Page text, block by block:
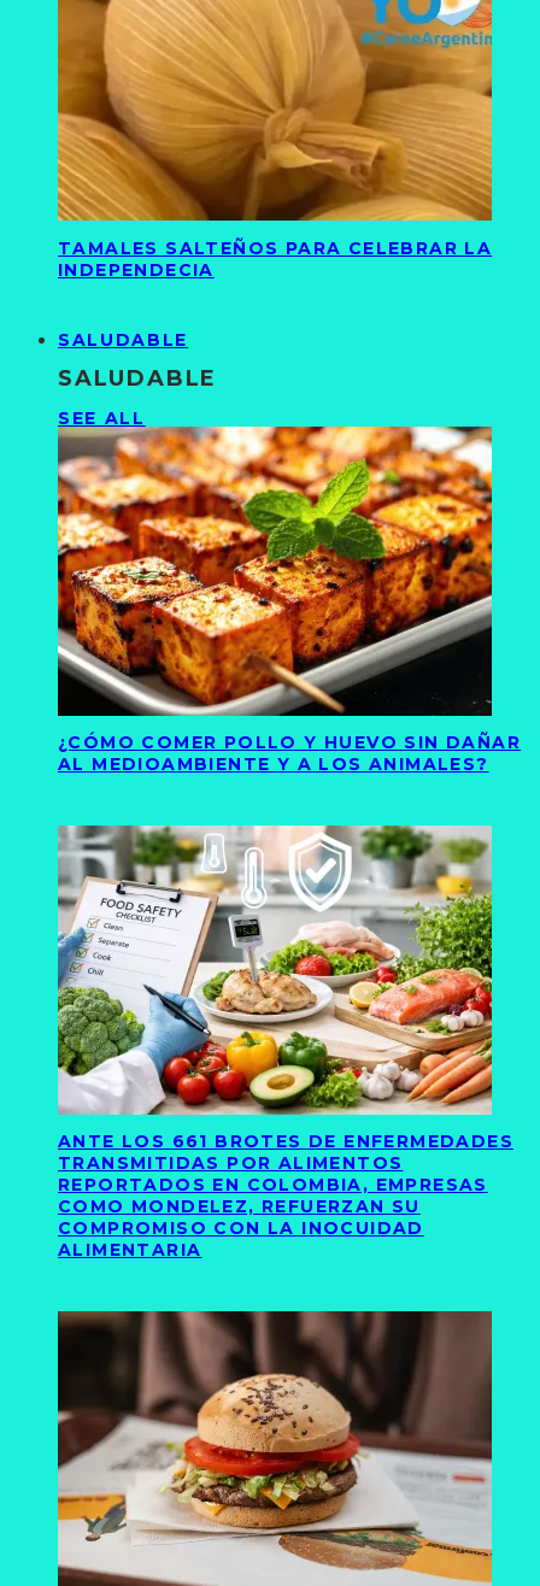
TAMALES SALTEÑOS PARA CELEBRAR LA
INDEPENDECIA
SALUDABLE
SALUDABLE
SEE ALL
¿CÓMO COMER POLLO Y HUEVO SIN DAÑAR
AL MEDIOAMBIENTE Y A LOS ANIMALES?
ANTE LOS 661 BROTES DE ENFERMEDADES
TRANSMITIDAS POR ALIMENTOS
REPORTADOS EN COLOMBIA, EMPRESAS
COMO MONDELEZ, REFUERZAN SU
COMPROMISO CON LA INOCUIDAD
ALIMENTARIA